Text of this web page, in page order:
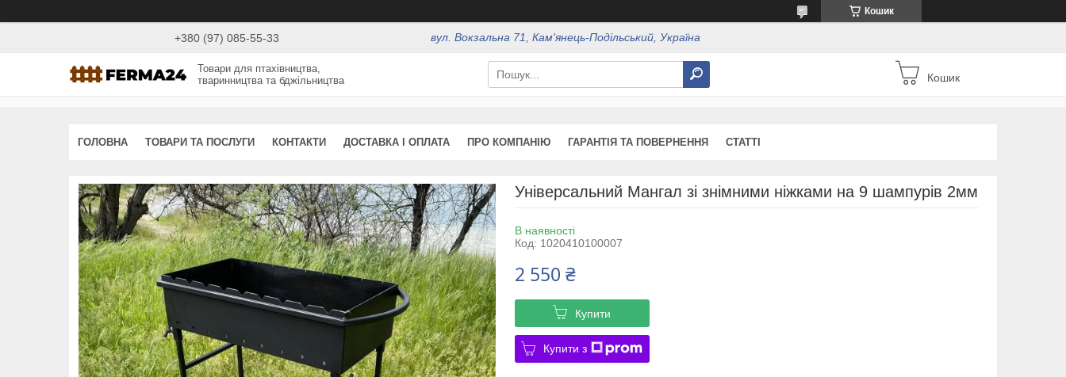
Кошик
+380 (97) 085-55-33 вул. Вокзальна 71, Кам'янець-Подільський, Україна
Товари для птахівництва,
тваринництва та бджільництва
Кошик
ГОЛОВНА ТОВАРИ ТА ПОСЛУГИ КОНТАКТИ ДОСТАВКА І ОПЛАТА ПРО КОМПАНІЮ ГАРАНТІЯ ТА ПОВЕРНЕННЯ СТАТТІ
Універсальний Мангал зі знімними ніжками на 9 шампурів 2мм
В наявності
Код: 1020410100007
2 550 ₴
Купити
Купити з